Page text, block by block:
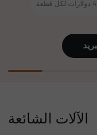
آيفون أو ماك
إيداعه مبلغًا
من المال.
مضاعفة أرباحك
ستة أشهر. تداول
الآلات الشائعة